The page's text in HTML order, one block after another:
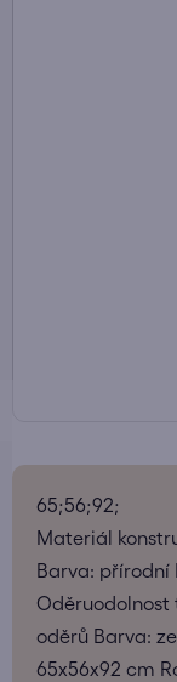
65;56;92;
Materiál
Barva: přírodní
oděrů Barva:
65x56x92 cm